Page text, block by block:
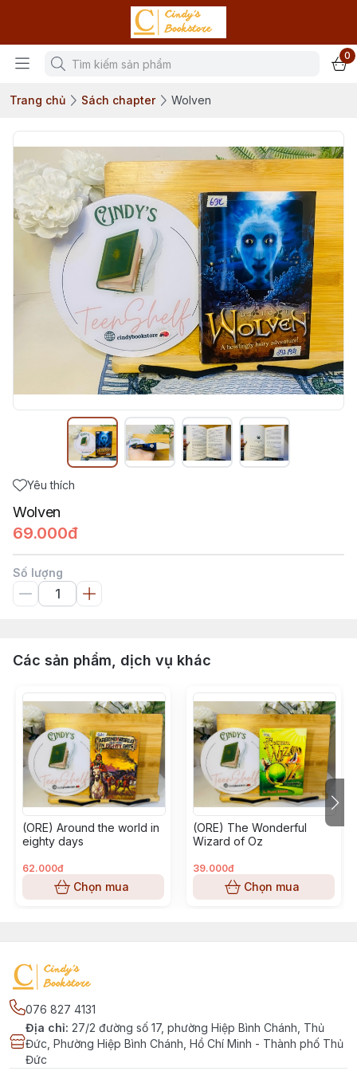
0
Trang chủ Sách chapter Wolven
Yêu thích
Wolven
69.000đ
Số lượng
Các sản phẩm, dịch vụ khác
(ORE) Around the world in
eighty days
62.000đ
Chọn mua
(ORE) The Wonderful
Wizard of Oz
39.000đ
Chọn mua
076 827 4131
Địa chỉ: 27/2 đường số 17, phường Hiệp Bình Chánh, Thủ
Đức, Phường Hiệp Bình Chánh, Hồ Chí Minh - Thành phố Thủ
Đức